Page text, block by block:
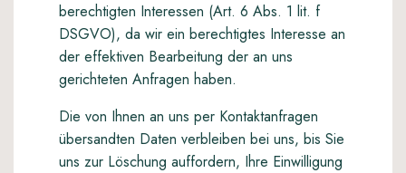
berechtigten Interessen (Art. 6 Abs. 1 lit. f
DSGVO), da wir ein berechtigtes Interesse an
der effektiven Bearbeitung der an uns
gerichteten Anfragen haben.
Die von Ihnen an uns per Kontaktanfragen
übersandten Daten verbleiben bei uns, bis Sie
uns zur Löschung auffordern, Ihre Einwilligung